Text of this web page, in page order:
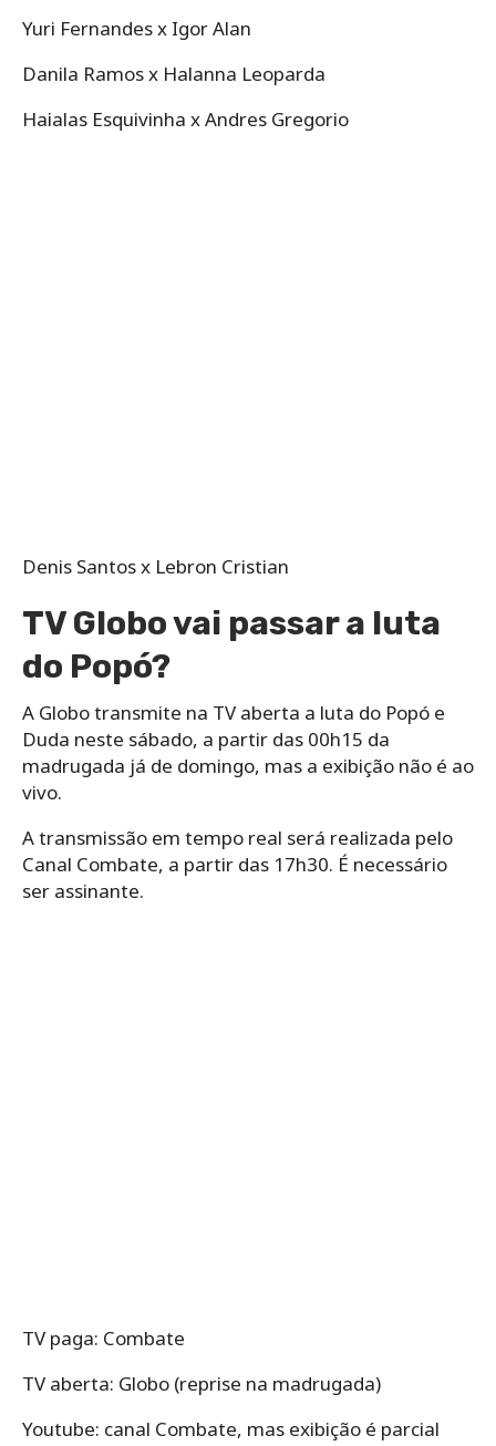
Yuri Fernandes x Igor Alan
Danila Ramos x Halanna Leoparda
Haialas Esquivinha x Andres Gregorio
Denis Santos x Lebron Cristian
TV Globo vai passar a luta
do Popó?
A Globo transmite na TV aberta a luta do Popó e
Duda neste sábado, a partir das 00h15 da
madrugada já de domingo, mas a exibição não é ao
vivo.
A transmissão em tempo real será realizada pelo
Canal Combate, a partir das 17h30. É necessário
ser assinante.
TV paga: Combate
TV aberta: Globo (reprise na madrugada)
Youtube: canal Combate, mas exibição é parcial